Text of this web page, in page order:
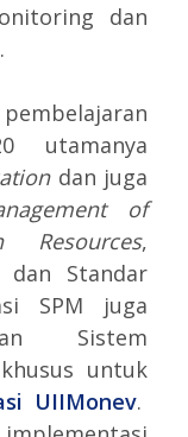
dan
utamanya
dan juga
of
Resources,
dan Standar
SPM juga
Sistem
untuk
UIIMonev.